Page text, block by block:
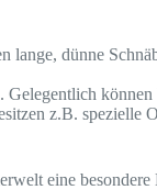
dünne
z.B. spezielle
eine